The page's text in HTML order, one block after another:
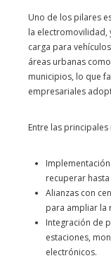
Uno de los pilares
la electromovilidad,
carga para
áreas urbanas
municipios, lo que
empresariales
Entre las
recuperar
Alianzas con
para ampliar la
Integración de
estaciones,
electrónicos.